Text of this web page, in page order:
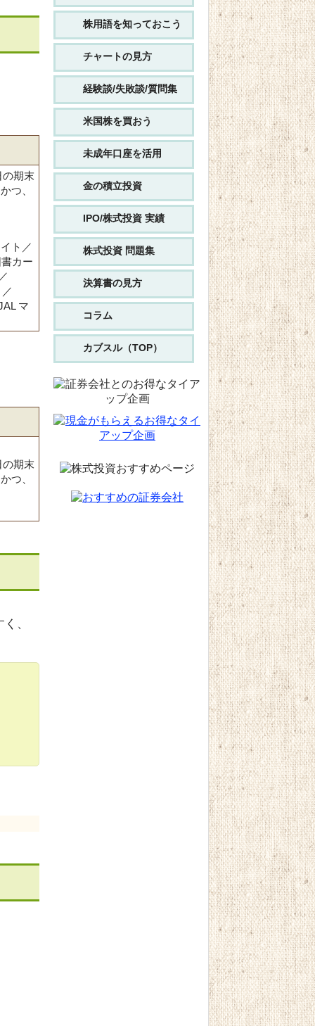
期末
つ、
ト／
カー
マ
期末
つ、
、
株用語を知っておこう
チャートの見方
経験談/失敗談/質問集
米国株を買おう
未成年口座を活用
金の積立投資
IPO/株式投資 実績
株式投資 問題集
決算書の見方
コラム
カブスル（TOP）